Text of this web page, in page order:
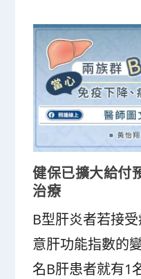
健保已擴大給付
治療
B型肝炎者若接
意肝功能指數的
名B肝患者就有1